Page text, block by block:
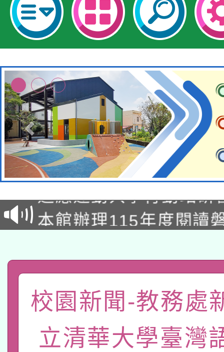
本校115學年度第2次
招)
適應運動共學行動站研
本館辦理115年度閱讀
礎課程
A3數位素養講師名單
「數位內容與教學軟
pilot」
有關大陸委員會函釋公
薪期間赴陸應申請許可
轉知經濟部水利署委託
校園新聞-教務處
立清華大學臺灣